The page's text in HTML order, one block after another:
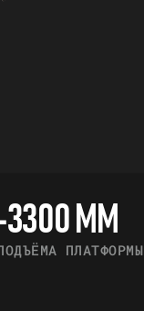
ПЛАТФОРМЫ
3300 ММ